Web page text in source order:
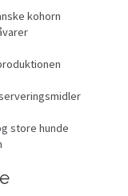
kohorn
store hunde